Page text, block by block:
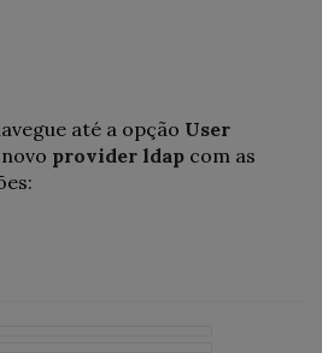
até a opção User
provider ldap com as